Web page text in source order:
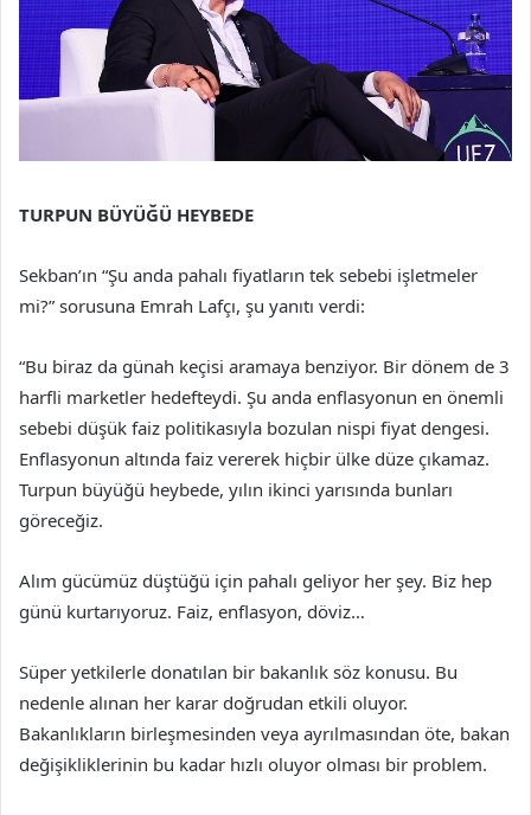
TURPUN BÜYÜĞÜ HEYBEDE
Sekban’ın “Şu anda pahalı fiyatların tek sebebi işletmeler
mi?” sorusuna Emrah Lafçı, şu yanıtı verdi:
“Bu biraz da günah keçisi aramaya benziyor. Bir dönem de 3
harfli marketler hedefteydi. Şu anda enflasyonun en önemli
sebebi düşük faiz politikasıyla bozulan nispi fiyat dengesi.
Enflasyonun altında faiz vererek hiçbir ülke düze çıkamaz.
Turpun büyüğü heybede, yılın ikinci yarısında bunları
göreceğiz.
Alım gücümüz düştüğü için pahalı geliyor her şey. Biz hep
günü kurtarıyoruz. Faiz, enflasyon, döviz…
Süper yetkilerle donatılan bir bakanlık söz konusu. Bu
nedenle alınan her karar doğrudan etkili oluyor.
Bakanlıkların birleşmesinden veya ayrılmasından öte, bakan
değişikliklerinin bu kadar hızlı oluyor olması bir problem.